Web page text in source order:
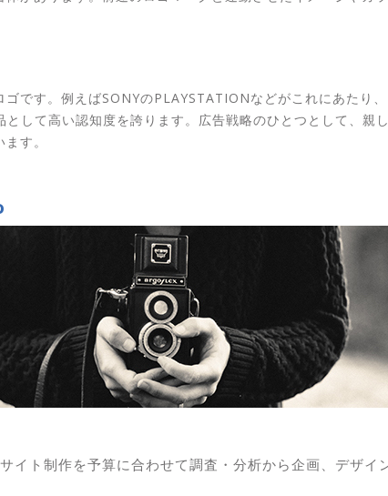
です。例えばSONYのPLAYSTATIONなどがこれにあたり、
として高い認知度を誇ります。広告戦略のひとつとして、親
す。
イト制作を予算に合わせて調査・分析から企画、デザイ